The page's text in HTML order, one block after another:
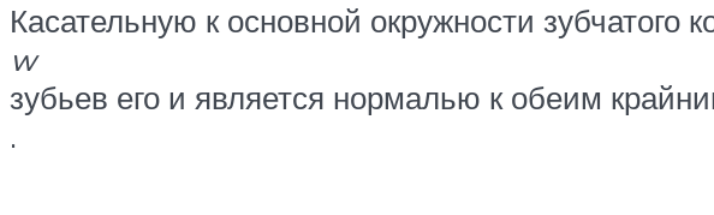
Касательную к основной окружности зубчатого
w
зубьев его и является нормалью к обеим
.